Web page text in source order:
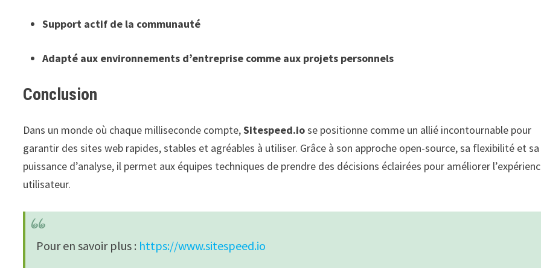
Support actif de la communauté
Adapté aux environnements d’entreprise comme aux projets personnels
Conclusion
Dans un monde où chaque milliseconde compte,Sitespeed.iose positionne comme un allié incontournable pour
garantir des sites web rapides, stables et agréables à utiliser. Grâce à son approche open-source, sa flexibilité et sa
puissance d’analyse, il permet aux équipes techniques de prendre des décisions éclairées pour améliorer
utilisateur.
Pour en savoir plus : https://www.sitespeed.io